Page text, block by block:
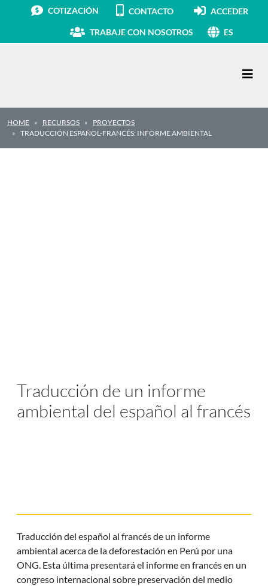
COTIZACIÓN CONTACTO ACCEDER
TRABAJE CON NOSOTROS ES
HOME RECURSOS
PROYECTOS
TRADUCCIÓN ESPAÑOL-FRANCÉS: INFORME AMBIENTAL
Traducción de un informe
ambiental del español al francés
Traducción del español al francés de un informe
ambiental acerca de la deforestación en Perú por una
ONG. Esta última presentará el informe en francés en un
congreso internacional sobre preservación del medio